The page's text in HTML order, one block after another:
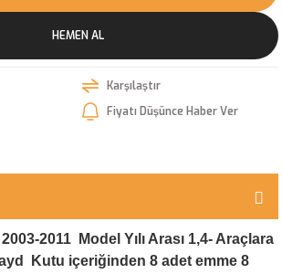
HEMEN AL
Karşılaştır
Fiyatı Düşünce Haber Ver
2011 Model Yılı Arası 1,4- Araçlara
Kutu içeriğinden 8 adet emme 8